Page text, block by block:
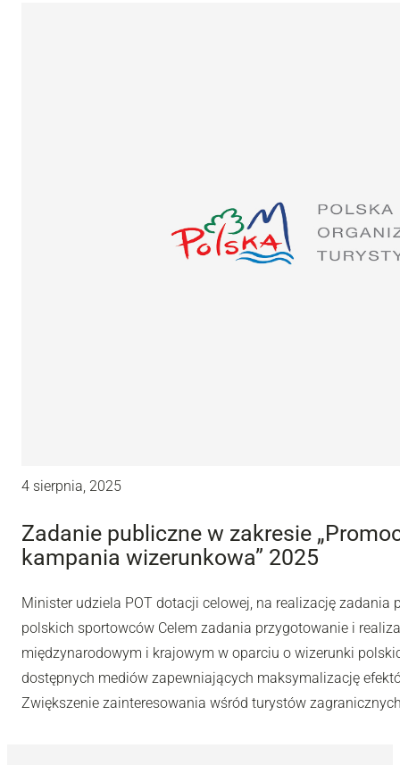
4 sierpnia, 2025
Zadanie publiczne w zakresie
kampania wizerunkowa” 2025
Minister udziela POT dotacji celowej, na realizację
polskich sportowców Celem zadania przygotowanie i
międzynarodowym i krajowym w oparciu o wizerunki
dostępnych mediów zapewniających maksymalizację
Zwiększenie zainteresowania wśród turystów